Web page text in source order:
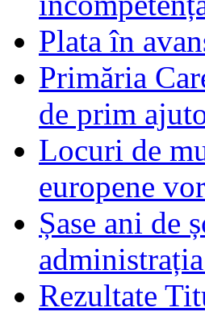
Plata în
Primăria
de prim
Locuri de
europene
Șase ani de
Rezultate